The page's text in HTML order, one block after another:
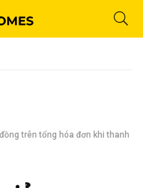
trên tổng hóa đơn khi thanh